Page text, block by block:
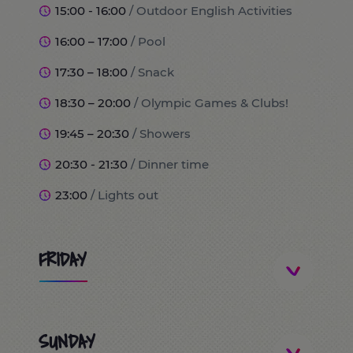
15:00 - 16:00 / Outdoor English Activities
16:00 – 17:00 / Pool
17:30 – 18:00 / Snack
18:30 – 20:00 / Olympic Games & Clubs!
19:45 – 20:30 / Showers
20:30 - 21:30 / Dinner time
23:00 / Lights out
FRIDAY
9:00 / Port Aventura World
SUNDAY